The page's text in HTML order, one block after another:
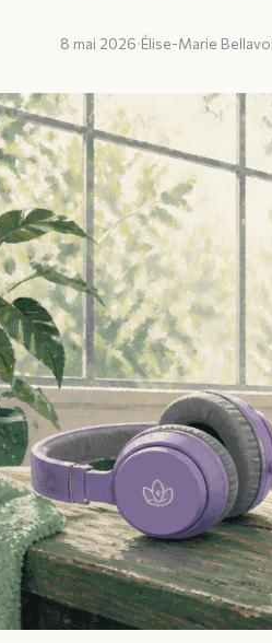
8 mai 2026·Élise-Marie